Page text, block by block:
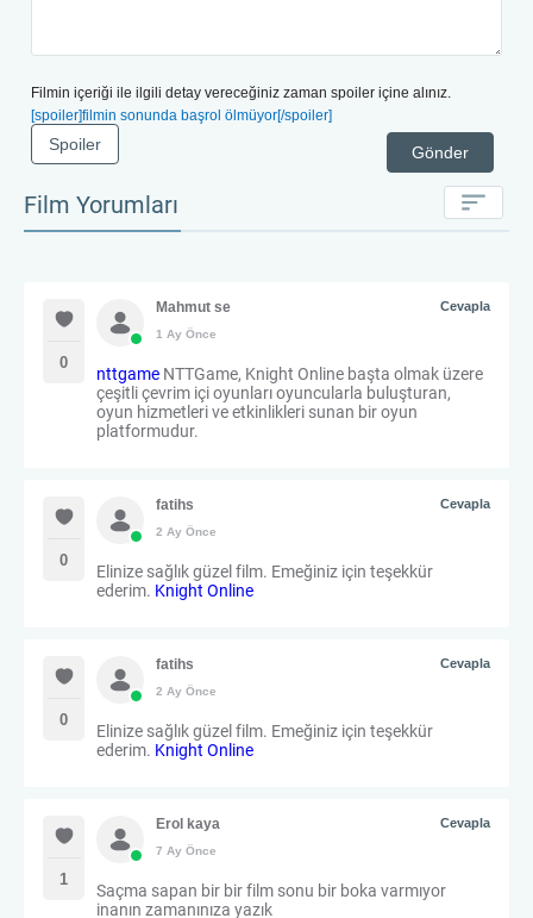
Filmin içeriği ile ilgili detay vereceğiniz zaman spoiler içine alınız.
[spoiler]filmin sonunda başrol ölmüyor[/spoiler]
Gönder
Spoiler
Film Yorumları
0
Mahmut se
1 Ay Önce
Cevapla
nttgame NTTGame, Knight Online başta olmak üzere
çeşitli çevrim içi oyunları oyuncularla buluşturan,
oyun hizmetleri ve etkinlikleri sunan bir oyun
platformudur.
0
fatihs
2 Ay Önce
Cevapla
Elinize sağlık güzel film. Emeğiniz için teşekkür
ederim. Knight Online
0
fatihs
2 Ay Önce
Cevapla
Elinize sağlık güzel film. Emeğiniz için teşekkür
ederim. Knight Online
1
Erol kaya
7 Ay Önce
Cevapla
Saçma sapan bir bir film sonu bir boka varmıyor
inanın zamanınıza yazık